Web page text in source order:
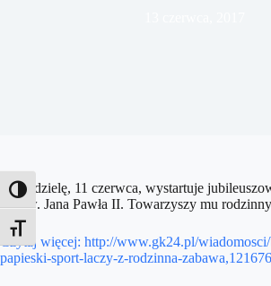
Toggle High Contrast
Toggle Font size
W niedzielę, 11 czerwca, wystartuje
im. św. Jana Pawła II. Towarzyszy mu
Czytaj więcej: http://www.gk24.pl/
papieski-sport-laczy-z-rodzinna-